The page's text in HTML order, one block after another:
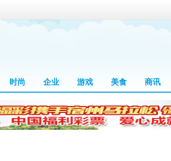
时尚 企业 游戏 美食 商讯